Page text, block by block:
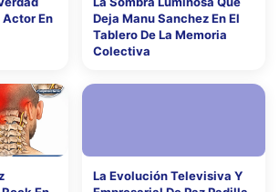
Actor En
Deja Manu Sanchez En El
Tablero De La Memoria
Colectiva
La Evolución Televisiva Y